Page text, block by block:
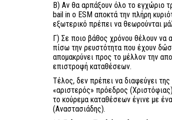
Β) Αν θα αρπάξουν όλο το εγχώριο
bail in ο ESM αποκτά την πλήρη
εξωτερικό πρέπει να θεωρούνται
Γ) Σε ποιο βάθος χρόνου θέλουν να
πίσω την ρευστότητα που έχουν
απομακρύνει προς το μέλλον την
επιστροφή καταθέσεων.
Τέλος, δεν πρέπει να διαφεύγει
«αριστερός» πρόεδρος
το κούρεμα καταθέσεων έγινε με
(Αναστασιάδης).